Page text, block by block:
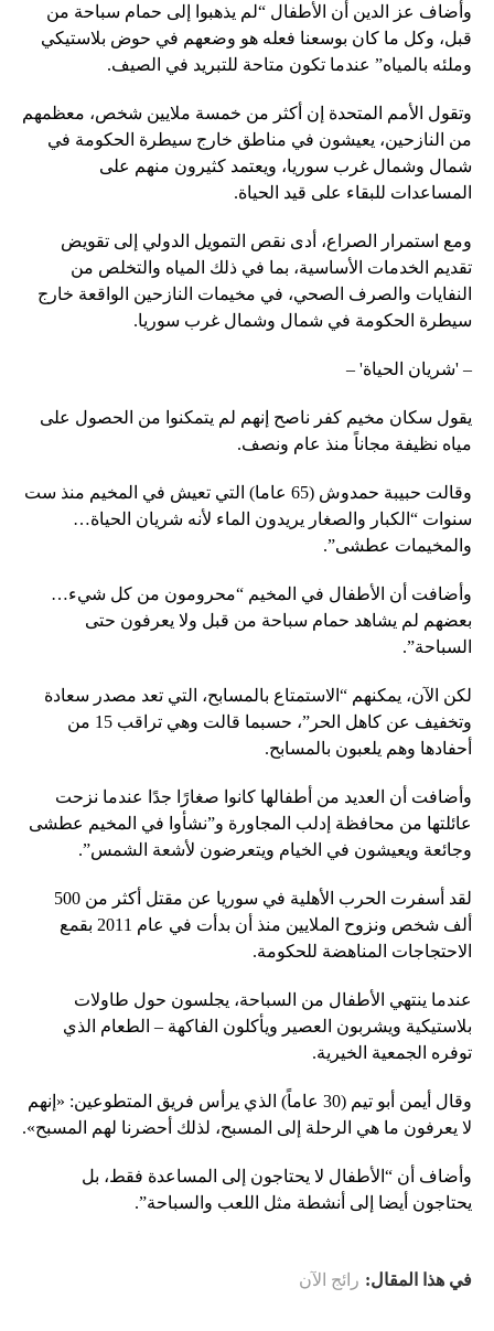
وأضاف عز الدين أن الأطفال “لم يذهبوا إلى حمام سباحة من
قبل، وكل ما كان بوسعنا فعله هو وضعهم في حوض بلاستيكي
وملئه بالمياه” عندما تكون متاحة للتبريد في الصيف.
وتقول الأمم المتحدة إن أكثر من خمسة ملايين شخص، معظمهم
من النازحين، يعيشون في مناطق خارج سيطرة الحكومة في
شمال وشمال غرب سوريا، ويعتمد كثيرون منهم على
المساعدات للبقاء على قيد الحياة.
ومع استمرار الصراع، أدى نقص التمويل الدولي إلى تقويض
تقديم الخدمات الأساسية، بما في ذلك المياه والتخلص من
النفايات والصرف الصحي، في مخيمات النازحين الواقعة خارج
سيطرة الحكومة في شمال وشمال غرب سوريا.
– 'شريان الحياة' –
يقول سكان مخيم كفر ناصح إنهم لم يتمكنوا من الحصول على
مياه نظيفة مجاناً منذ عام ونصف.
وقالت حبيبة حمدوش (65 عاما) التي تعيش في المخيم منذ ست
سنوات “الكبار والصغار يريدون الماء لأنه شريان الحياة…
والمخيمات عطشى”.
وأضافت أن الأطفال في المخيم “محرومون من كل شيء…
بعضهم لم يشاهد حمام سباحة من قبل ولا يعرفون حتى
السباحة”.
لكن الآن، يمكنهم “الاستمتاع بالمسابح، التي تعد مصدر سعادة
وتخفيف عن كاهل الحر”، حسبما قالت وهي تراقب 15 من
أحفادها وهم يلعبون بالمسابح.
وأضافت أن العديد من أطفالها كانوا صغارًا جدًا عندما نزحت
عائلتها من محافظة إدلب المجاورة و”نشأوا في المخيم عطشى
وجائعة ويعيشون في الخيام ويتعرضون لأشعة الشمس”.
لقد أسفرت الحرب الأهلية في سوريا عن مقتل أكثر من 500
ألف شخص ونزوح الملايين منذ أن بدأت في عام 2011 بقمع
الاحتجاجات المناهضة للحكومة.
عندما ينتهي الأطفال من السباحة، يجلسون حول طاولات
بلاستيكية ويشربون العصير ويأكلون الفاكهة – الطعام الذي
توفره الجمعية الخيرية.
وقال أيمن أبو تيم (30 عاماً) الذي يرأس فريق المتطوعين: «إنهم
لا يعرفون ما هي الرحلة إلى المسبح، لذلك أحضرنا لهم المسبح».
وأضاف أن “الأطفال لا يحتاجون إلى المساعدة فقط، بل
يحتاجون أيضا إلى أنشطة مثل اللعب والسباحة”.
في هذا المقال: رائج الآن